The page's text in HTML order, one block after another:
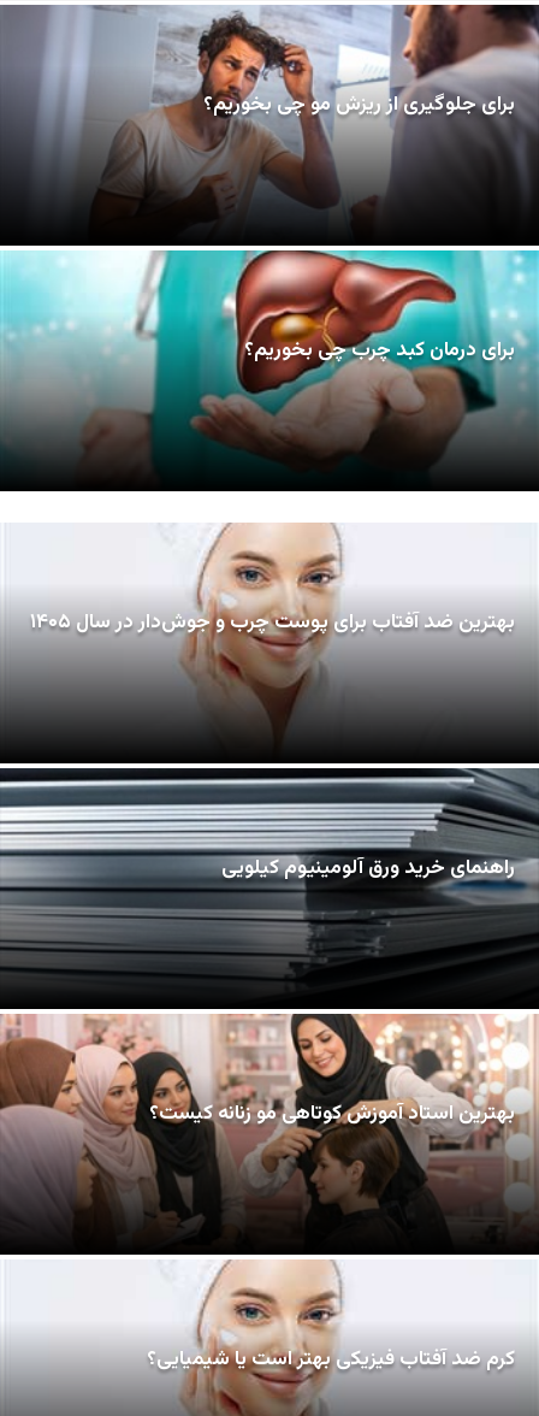
برای جلوگیری از ریزش مو چی بخوریم؟
برای درمان کبد چرب چی بخوریم؟
بهترین ضد آفتاب برای پوست چرب و جوش‌دار در سال ۱۴۰۵
راهنمای خرید ورق آلومینیوم کیلویی
بهترین استاد آموزش کوتاهی مو زنانه کیست؟
کرم ضد آفتاب فیزیکی بهتر است یا شیمیایی؟